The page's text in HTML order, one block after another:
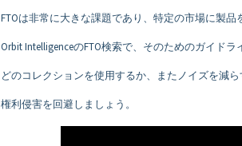
FTOは非常に大きな課題であり、特定の市場に製
Orbit IntelligenceのFTO検索で、そのためのガイド
どのコレクションを使用するか、またノイズを減
権利侵害を回避しましょう。